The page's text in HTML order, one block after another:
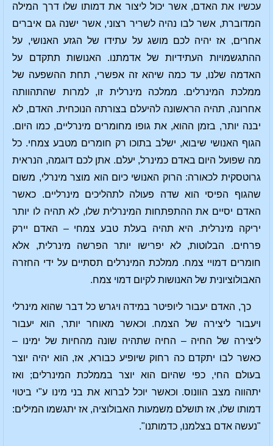
עכשיו את האדם, אשר יכול ליצור את דמותו שלו דרך המילה
המדוברת, אשר לבו נהיה לשריר רצוני, אשר ישנה גם איברים
אחרים, אז יהיה לכם מושג על עתידו של הגזע האנושי, על
ההתגשמויות העתידיות של אדמתנו. האנושות תתקדם על
האדמה שלנו, עד כמה שיהא זה אפשרי, תחת ההשפעה של
ממלכת המינרלים. ממלכה מינרלית זו, למרות שהתהוותה
אחרונה, תהיה הראשונה להיעלם בצורתה הנוכחית. האדם, לא
יבנה יותר, בזמן ההוא, את גופו מחומרים מינרליים, כמו היום.
הגוף האנושי שיבוא, ישלב בתוכו רק חומרים מטבע צמחי. כל
מה שפועל היום באדם כמינרל, יעלם. אתן לכם דוגמה, הנראית
גרוטסקית לכאורה: הרוק האנושי כיום הוא מוצר מינרלי, משום
שהגוף הפיסי הוא שדה פעולה לתהליכים מינרליים. כאשר
האדם יסיים את ההתפתחות המינרלית שלו, לא תהיה לו יותר
יריקה מינרלית. היא תהיה בעלת טבע צמחי – האדם יירק
פרחים. הבלוטות, לא יפרישו יותר הפרשה מינרלית, אלא
חומרים דמויי צמח. ממלכת המינרלים תסתיים על ידי החזרה
האבולוציונית של האנושות לקיום דמוי צמח.
כך, האדם יעבור ליופיטר במידה ויגרש כל דבר שהוא מינרלי
ויעבור ליצירה של הצמח. וכאשר מאוחר יותר, הוא יעבור
ליצירה של החיה – החיה שתהיה שונה מהחיות של ימינו –
כאשר לבו יתקדם כה רחוק שיופיע כבורא, אז, הוא יהיה יוצר
בעולם החי, כפי שהיום הוא יוצר בממלכת המינרלים; ואז
יתהווה מצב הוונוס. וכאשר יוכל לברוא את בני מינו ע"י ביטוי
דמותו שלו, אז תושלם משמעות האבולוציה, אז יתגשמו המילים:
"נעשה אדם בצלמנו, כדמותנו".